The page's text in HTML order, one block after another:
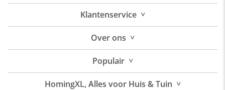
Klantenservice ˅
Overons ˅
Populair ˅
HomingXL, Alles voor Huis & Tuin ˅